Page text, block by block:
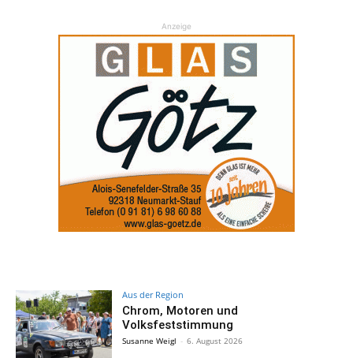
Anzeige
Aus der Region
Chrom, Motoren und
Volksfeststimmung
Susanne Weigl - 6. August 2026